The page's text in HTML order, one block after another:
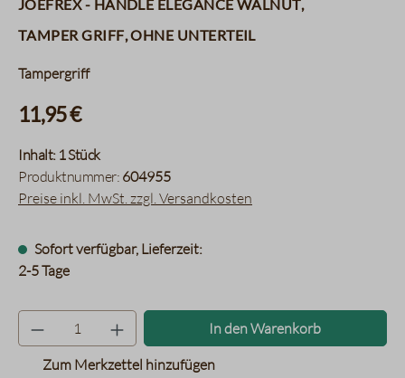
Tamper Griff, ohne Unterteil
Tampergriff
11,95 €
Inhalt: 1 Stück
Produktnummer: 604955
Preise inkl. MwSt. zzgl. Versandkosten
Sofort verfügbar, Lieferzeit:
2-5 Tage
Produkt Anzahl: Gib den
In den Warenkorb
Zum Merkzettel hinzufügen